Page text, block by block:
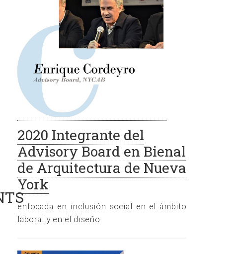
2020 Integrante del
Advisory Board en Bienal
de Arquitectura de Nueva
York
enfocada en inclusión social en el ámbito
laboral y en el diseño